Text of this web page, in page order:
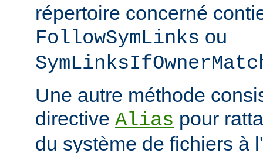
répertoire concerné
FollowSymLinks ou
Une autre méthode
directive Alias pour
du système de fichiers à